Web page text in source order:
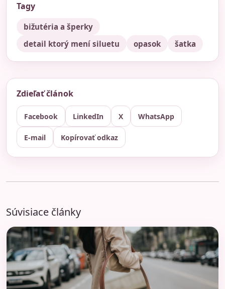
Tagy
bižutéria a šperky
detail ktorý mení siluetu
opasok šatka
Zdieľať článok
Facebook LinkedIn X WhatsApp
E-mail Kopírovať odkaz
Súvisiace články